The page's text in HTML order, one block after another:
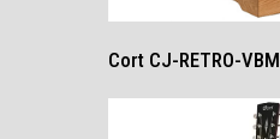
Cort CJ-RETRO-VBM